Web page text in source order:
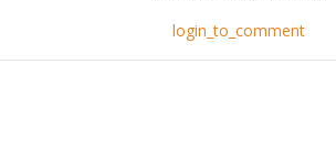
login_to_comment